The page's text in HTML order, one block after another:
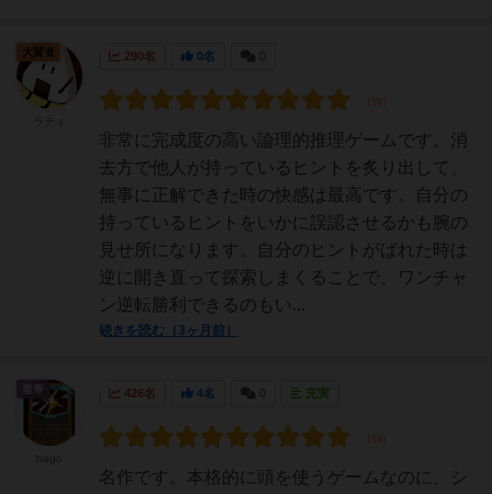
290名 0名
非常に完成度の高い論理的推理ゲームです。消
去方で他人が持っているヒントを炙り出して、
無事に正解できた時の快感は最高です。自分の
持っているヒントをいかに誤認させるかも腕の
見せ所になります。自分のヒントがばれた時は
逆に開き直って探索しまくることで、ワンチャ
ン逆転勝利できるのもい...
続きを読む（3ヶ月前）
大賢者
426名 4名 充実
名作です。本格的に頭を使うゲームなのに、シ
皇帝